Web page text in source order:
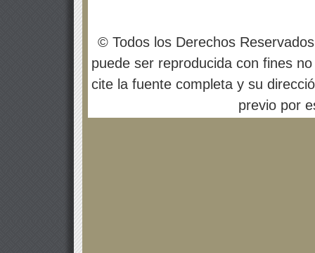
© Todos los Derechos
puede ser reproducida con fines
cite la fuente completa y su
previo por